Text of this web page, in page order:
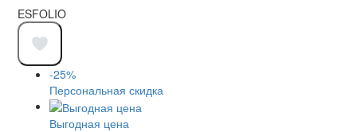
ESFOLIO
-25%
Персональная скидка
Выгодная цена